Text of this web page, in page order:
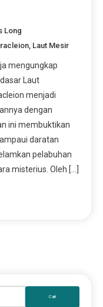
Long
Laut Mesir
mengungkap
Laut
menjadi
dengan
ini membuktikan
daratan
pelabuhan
misterius. Oleh […]